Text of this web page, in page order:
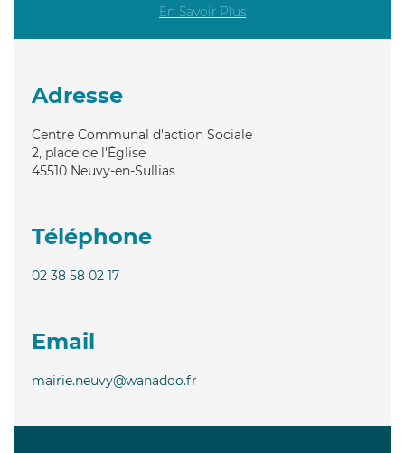
En Savoir Plus
Adresse
Centre Communal d'action Sociale
2, place de l'Église
45510 Neuvy-en-Sullias
Téléphone
02 38 58 02 17
Email
mairie.neuvy@wanadoo.fr